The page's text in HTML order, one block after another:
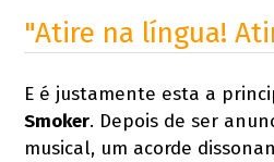
"Atire na língua!
E é justamente esta a
Smoker. Depois de ser
musical, um acorde